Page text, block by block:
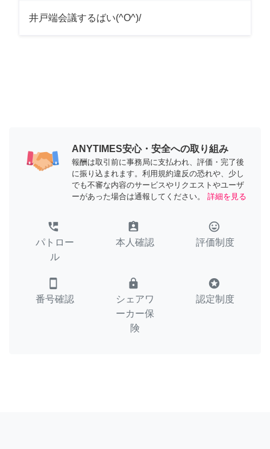
井戸端会議するばい(^O^)/
ANYTIMES安心・安全への取り組み
報酬は取引前に事務局に支払われ、評価・完了後
に振り込まれます。利用規約違反の恐れや、少し
でも不審な内容のサービスやリクエストやユーザ
ーがあった場合は通報してください。
詳細を見る
perm_phone_msg
パトロー
ル
assignment_ind
本人確認
tag_faces
評価制度
smartphone
番号確認
lock
シェアワ
ーカー保
険
stars
認定制度